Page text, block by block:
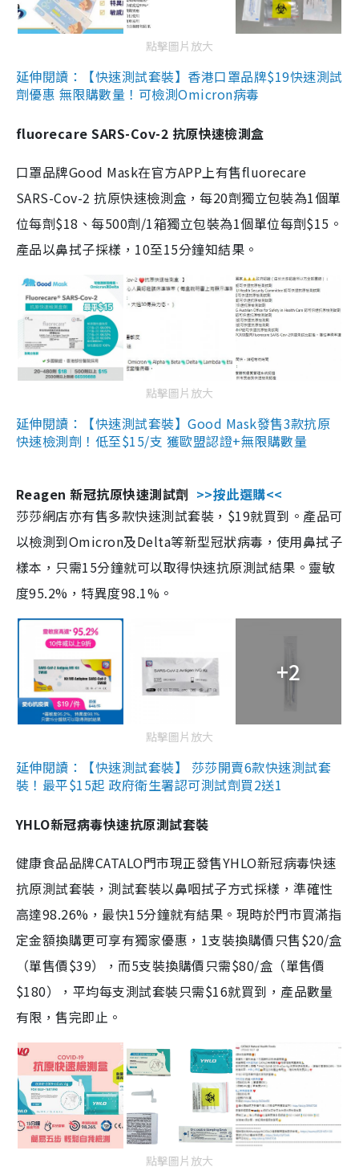
點擊圖片放大
延伸閱讀：【快速測試套裝】香港口罩品牌$19快速測試
劑優惠 無限購數量！可檢測Omicron病毒
fluorecare SARS-Cov-2 抗原快速檢測盒
口罩品牌Good Mask在官方APP上有售fluorecare
SARS-Cov-2 抗原快速檢測盒，每20劑獨立包裝為1個單
位每劑$18、每500劑/1箱獨立包裝為1個單位每劑$15。
產品以鼻拭子採樣，10至15分鐘知結果。
點擊圖片放大
延伸閱讀：【快速測試套裝】Good Mask發售3款抗原
快速檢測劑！低至$15/支 獲歐盟認證+無限購數量
Reagen 新冠抗原快速測試劑 >>按此選購<<
莎莎網店亦有售多款快速測試套裝，$19就買到。產品可
以檢測到Omicron及Delta等新型冠狀病毒，使用鼻拭子
樣本，只需15分鐘就可以取得快速抗原測試結果。靈敏
度95.2%，特異度98.1%。
+2
點擊圖片放大
延伸閱讀：【快速測試套裝】 莎莎開賣6款快速測試套
裝！最平$15起 政府衛生署認可測試劑買2送1
YHLO新冠病毒快速抗原測試套裝
健康食品品牌CATALO門市現正發售YHLO新冠病毒快速
抗原測試套裝，測試套裝以鼻咽拭子方式採樣，準確性
高達98.26%，最快15分鐘就有結果。現時於門市買滿指
定金額換購更可享有獨家優惠，1支裝換購價只售$20/盒
（單售價$39），而5支裝換購價只需$80/盒（單售價
$180），平均每支測試套裝只需$16就買到，產品數量
有限，售完即止。
點擊圖片放大